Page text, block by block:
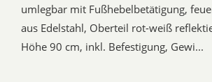
umlegbar mit Fußhebelbetätigung,
aus Edelstahl, Oberteil rot-weiß
Höhe 90 cm, inkl. Befestigung, Gewi...